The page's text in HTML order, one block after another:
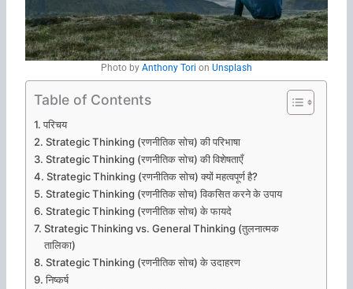
Photo by Anthony Tori on Unsplash
Table of Contents
परिचय
Strategic Thinking (रणनीतिक सोच) की परिभाषा
Strategic Thinking (रणनीतिक सोच) की विशेषताएँ
Strategic Thinking (रणनीतिक सोच) क्यों महत्वपूर्ण है?
Strategic Thinking (रणनीतिक सोच) विकसित करने के उपाय
Strategic Thinking (रणनीतिक सोच) के फायदे
Strategic Thinking vs. General Thinking (तुलनात्मक
तालिका)
Strategic Thinking (रणनीतिक सोच) के उदाहरण
निष्कर्ष